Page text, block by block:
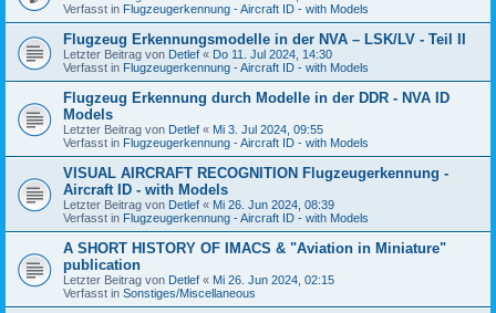
Verfasst in Flugzeugerkennung - Aircraft ID - with Models
Flugzeug Erkennungsmodelle in der NVA – LSK/LV - Teil II
Letzter Beitrag von Detlef « Do 11. Jul 2024, 14:30
Verfasst in Flugzeugerkennung - Aircraft ID - with Models
Flugzeug Erkennung durch Modelle in der DDR - NVA ID
Models
Letzter Beitrag von Detlef « Mi 3. Jul 2024, 09:55
Verfasst in Flugzeugerkennung - Aircraft ID - with Models
VISUAL AIRCRAFT RECOGNITION Flugzeugerkennung -
Aircraft ID - with Models
Letzter Beitrag von Detlef « Mi 26. Jun 2024, 08:39
Verfasst in Flugzeugerkennung - Aircraft ID - with Models
A SHORT HISTORY OF IMACS & "Aviation in Miniature"
publication
Letzter Beitrag von Detlef « Mi 26. Jun 2024, 02:15
Verfasst in Sonstiges/Miscellaneous